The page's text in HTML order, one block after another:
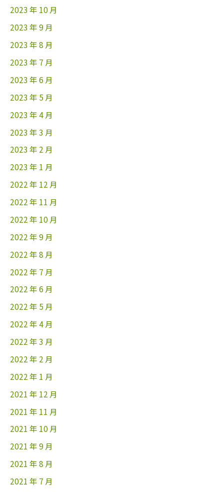
2023 年 10 月
2023 年 9 月
2023 年 8 月
2023 年 7 月
2023 年 6 月
2023 年 5 月
2023 年 4 月
2023 年 3 月
2023 年 2 月
2023 年 1 月
2022 年 12 月
2022 年 11 月
2022 年 10 月
2022 年 9 月
2022 年 8 月
2022 年 7 月
2022 年 6 月
2022 年 5 月
2022 年 4 月
2022 年 3 月
2022 年 2 月
2022 年 1 月
2021 年 12 月
2021 年 11 月
2021 年 10 月
2021 年 9 月
2021 年 8 月
2021 年 7 月